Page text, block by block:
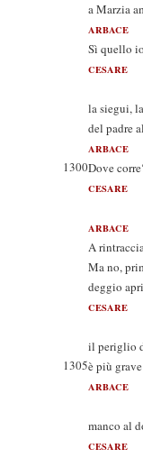
a Marzia
ARBACE
Sì quello
CESARE
Ah
la siegui,
del padre
ARBACE
1300Dove
CESARE
Nol
ARBACE
A
Ma no,
deggio
CESARE
il periglio
1305è più
ARBACE
manco al
CESARE